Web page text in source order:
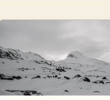
webkamera fra Sota Sæter